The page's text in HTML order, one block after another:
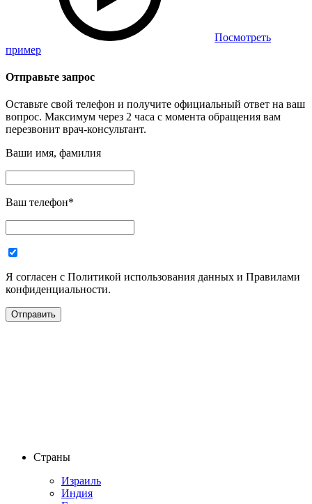
Посмотреть
пример
Отправьте запрос
Оставьте свой телефон и получите официальный ответ на ваш
вопрос. Максимум через 2 часа с момента обращения вам
перезвонит врач-консультант.
Ваши имя, фамилия
Ваш телефон*
Я согласен с Политикой использования данных и Правилами
конфиденциальности.
Страны
Израиль
Индия